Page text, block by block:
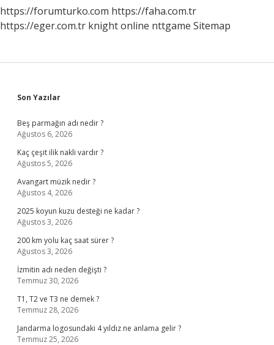
https://forumturko.com https://faha.com.tr
https://eger.com.tr knight online nttgame Sitemap
Sidebar
Son Yazılar
Beş parmağın adı nedir ?
Ağustos 6, 2026
Kaç çeşit ilik nakli vardır ?
Ağustos 5, 2026
Avangart müzik nedir ?
Ağustos 4, 2026
2025 koyun kuzu desteği ne kadar ?
Ağustos 3, 2026
200 km yolu kaç saat sürer ?
Ağustos 3, 2026
İzmitin adı neden değişti ?
Temmuz 30, 2026
T1, T2 ve T3 ne demek ?
Temmuz 28, 2026
Jandarma logosundaki 4 yıldız ne anlama gelir ?
Temmuz 25, 2026